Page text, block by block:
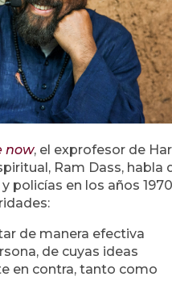
now, el exprofesor de
Ram Dass, habla
policías en los años
de manera efectiva
de cuyas ideas
en contra, tanto como